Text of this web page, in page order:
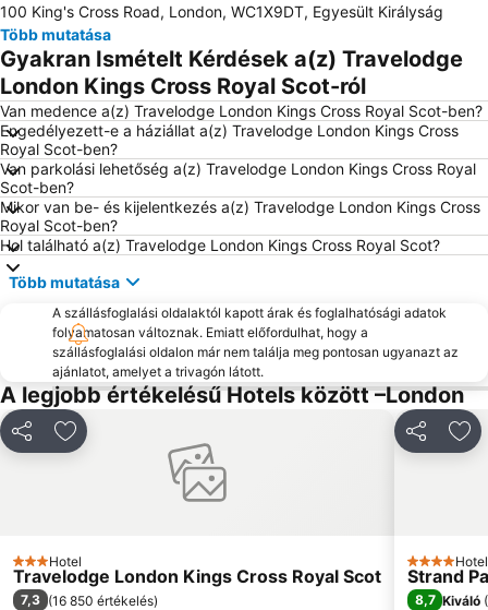
Kensington városrész
Paddington állomás
Camden Town városrész
Buckingham Palace
Brit Múzeum
London Gatwick Repülőtér
Tower of London
South Kensington
Golders Green Metro Station
SoHo városrész
Tottenham
O2 Aréna
St Pancras
Covent Garden városrész
Victoria állomás
Waterloo Station
Stratford Centre
Oxford Street
Emirates Stadium
Tower-híd
Chelsea
Warner Bros Studio Tour
Bloomsbury városrész
Earls Court városrész
Cricklewood
Westfield Stratford városnegyed
Pimlico
Royal Albert koncertterem
King's Cross Station
Euston állomás
100 King's Cross Road, London, WC1X9DT, Egyesült Királyság
Több mutatása
Gyakran Ismételt Kérdések a(z) Travelodge
London Kings Cross Royal Scot-ról
Van medence a(z) Travelodge London Kings Cross Royal Scot-ben?
Engedélyezett-e a háziállat a(z) Travelodge London Kings Cross
Royal Scot-ben?
Van parkolási lehetőség a(z) Travelodge London Kings Cross Royal
Scot-ben?
Mikor van be- és kijelentkezés a(z) Travelodge London Kings Cross
Royal Scot-ben?
Hol található a(z) Travelodge London Kings Cross Royal Scot?
Több mutatása
A szállásfoglalási oldalaktól kapott árak és foglalhatósági adatok
folyamatosan változnak. Emiatt előfordulhat, hogy a
szállásfoglalási oldalon már nem találja meg pontosan ugyanazt az
ajánlatot, amelyet a trivagón látott.
A legjobb értékelésű Hotels között –London
MegosztásHozzáadás a kedvencekhez
3 Kategória
Hotel
Travelodge London Kings Cross Royal Scot
7,3 (16 850 értékelés)
Megosztás
4 Kategória
Hotel
Strand
8,7 Kiváló (